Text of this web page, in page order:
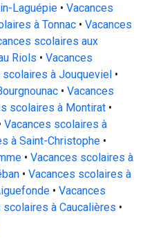
Laguépie • Vacances
à Tonnac • Vacances
scolaires aux
Riols • Vacances
scolaires à Jouqueviel •
• Vacances
scolaires à Montirat •
Vacances scolaires à
à Saint-Christophe •
• Vacances scolaires à
• Vacances scolaires à
• Vacances
scolaires à Caucalières •